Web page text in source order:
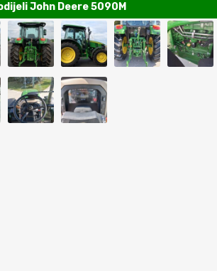
John Deere 5090M